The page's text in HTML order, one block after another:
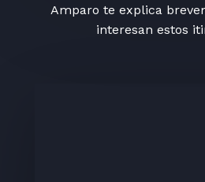
Amparo te explica
interesan estos